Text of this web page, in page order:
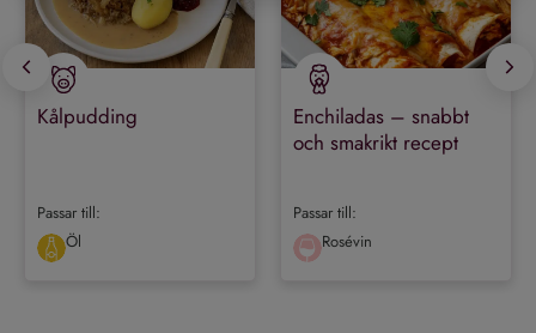
Kålpudding
Passar till:
Öl
Enchiladas – snabbt
och smakrikt recept
Passar till:
Rosévin